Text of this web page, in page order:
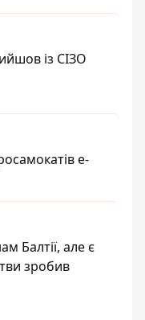
із СІЗО
e-
Балтії, але є
зробив